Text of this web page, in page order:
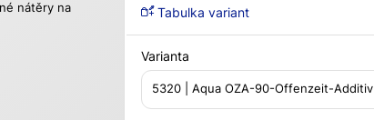
nátěry na
Tabulka variant
Varianta
5320 | Aqua OZA-90-Offenzeit-Additiv